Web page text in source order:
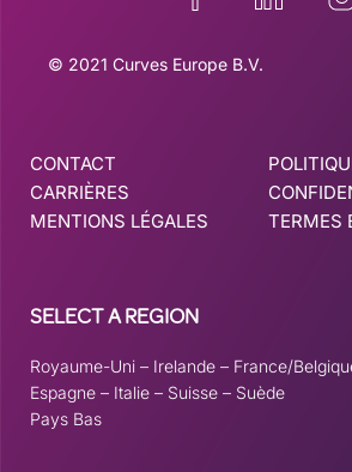
© 2021 Curves Europe B.V.
CONTACT
CARRIÈRES
MENTIONS LÉGALES
TERMES
SELECT A REGION
Royaume-Uni – Irelande – France/
Espagne – Italie – Suisse – Suède
Pays Bas